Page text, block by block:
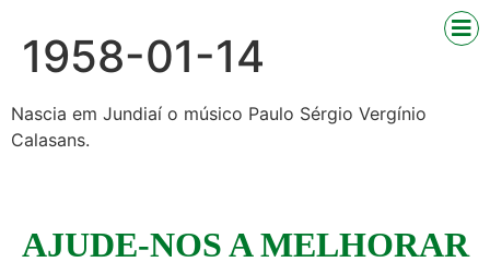
1958-01-14
Nascia em Jundiaí o músico Paulo Sérgio Vergínio
Calasans.
AJUDE-NOS A MELHORAR